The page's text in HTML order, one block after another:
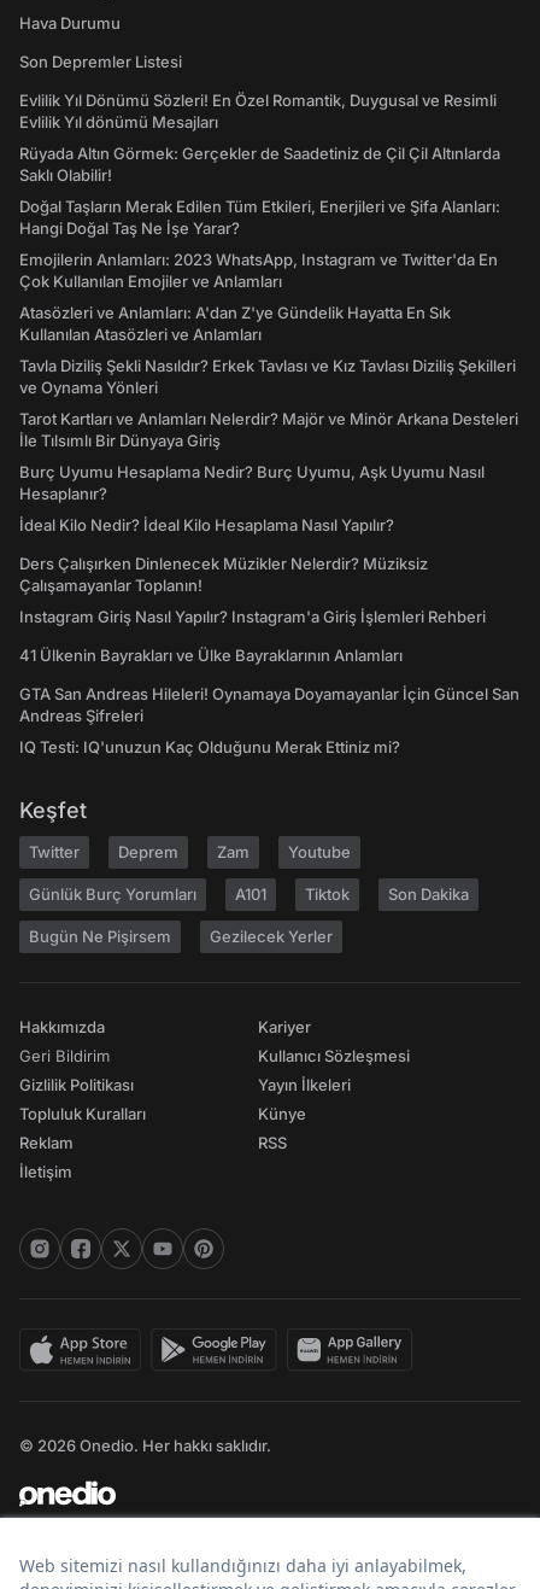
Hava Durumu
Son Depremler Listesi
Evlilik Yıl Dönümü Sözleri! En Özel Romantik, Duygusal ve Resimli
Evlilik Yıl dönümü Mesajları
Rüyada Altın Görmek: Gerçekler de Saadetiniz de Çil Çil Altınlarda
Saklı Olabilir!
Doğal Taşların Merak Edilen Tüm Etkileri, Enerjileri ve Şifa Alanları:
Hangi Doğal Taş Ne İşe Yarar?
Emojilerin Anlamları: 2023 WhatsApp, Instagram ve Twitter'da En
Çok Kullanılan Emojiler ve Anlamları
Atasözleri ve Anlamları: A'dan Z'ye Gündelik Hayatta En Sık
Kullanılan Atasözleri ve Anlamları
Tavla Diziliş Şekli Nasıldır? Erkek Tavlası ve Kız Tavlası Diziliş Şekilleri
ve Oynama Yönleri
Tarot Kartları ve Anlamları Nelerdir? Majör ve Minör Arkana Desteleri
İle Tılsımlı Bir Dünyaya Giriş
Burç Uyumu Hesaplama Nedir? Burç Uyumu, Aşk Uyumu Nasıl
Hesaplanır?
İdeal Kilo Nedir? İdeal Kilo Hesaplama Nasıl Yapılır?
Ders Çalışırken Dinlenecek Müzikler Nelerdir? Müziksiz
Çalışamayanlar Toplanın!
Instagram Giriş Nasıl Yapılır? Instagram'a Giriş İşlemleri Rehberi
41 Ülkenin Bayrakları ve Ülke Bayraklarının Anlamları
GTA San Andreas Hileleri! Oynamaya Doyamayanlar İçin Güncel San
Andreas Şifreleri
IQ Testi: IQ'unuzun Kaç Olduğunu Merak Ettiniz mi?
Keşfet
Twitter Deprem Zam Youtube
Günlük Burç Yorumları A101 Tiktok Son Dakika
Bugün Ne Pişirsem Gezilecek Yerler
Hakkımızda
Geri Bildirim
Gizlilik Politikası
Topluluk Kuralları
Reklam
İletişim
Kariyer
Kullanıcı Sözleşmesi
Yayın İlkeleri
Künye
RSS
© 2026 Onedio. Her hakkı saklıdır.
Bir markasıdır.